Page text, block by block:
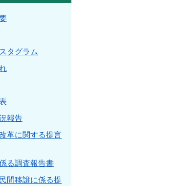
タグラム
報告
革に関する提言
る調査報告書
間移譲に係る提